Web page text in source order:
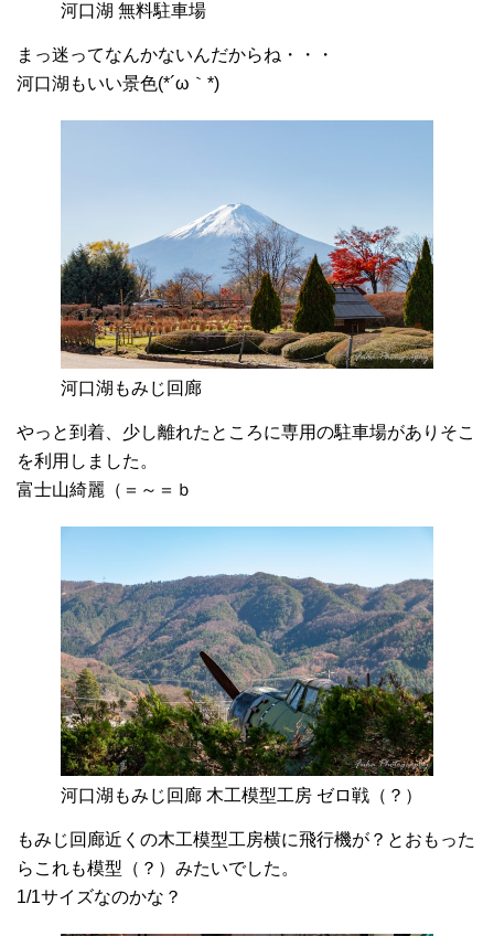
河口湖 無料駐車場
まっ迷ってなんかないんだからね・・・
河口湖もいい景色(*´ω｀*)
河口湖もみじ回廊
やっと到着、少し離れたところに専用の駐車場がありそこ
を利用しました。
富士山綺麗（＝～＝ｂ
河口湖もみじ回廊 木工模型工房 ゼロ戦（？）
もみじ回廊近くの木工模型工房横に飛行機が？とおもった
らこれも模型（？）みたいでした。
1/1サイズなのかな？